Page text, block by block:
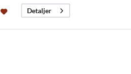
Detaljer